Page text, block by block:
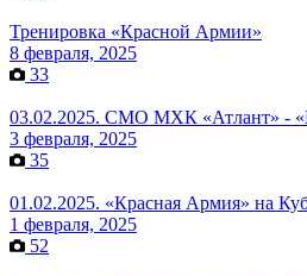
Тренировка «Красной Армии»
8 февраля, 2025
33
03.02.2025. СМО МХК «Атлант» -
3 февраля, 2025
35
01.02.2025. «Красная Армия» на
1 февраля, 2025
52